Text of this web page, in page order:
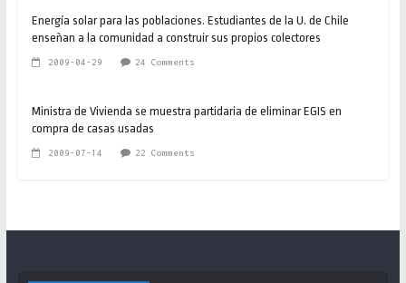
Energía solar para las poblaciones. Estudiantes de la U. de Chile
enseñan a la comunidad a construir sus propios colectores
2009-04-29 24 Comments
Ministra de Vivienda se muestra partidaria de eliminar EGIS en
compra de casas usadas
2009-07-14 22 Comments